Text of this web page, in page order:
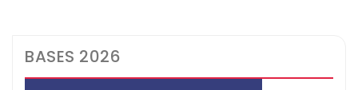
BASES 2026